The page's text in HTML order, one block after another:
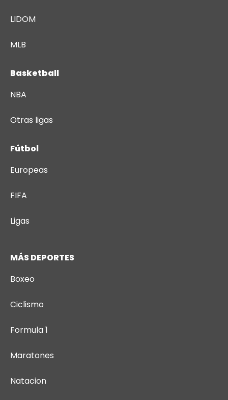
LIDOM
MLB
Basketball
NBA
Otras ligas
Fútbol
Europeas
FIFA
Ligas
MÁS DEPORTES
Boxeo
Ciclismo
Formula 1
Maratones
Natacion